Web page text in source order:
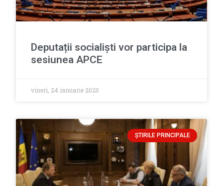
Deputații socialiști vor participa la
sesiunea APCE
vineri, 24 ianuarie 2020
ȘTIRILE PRINCIPALE